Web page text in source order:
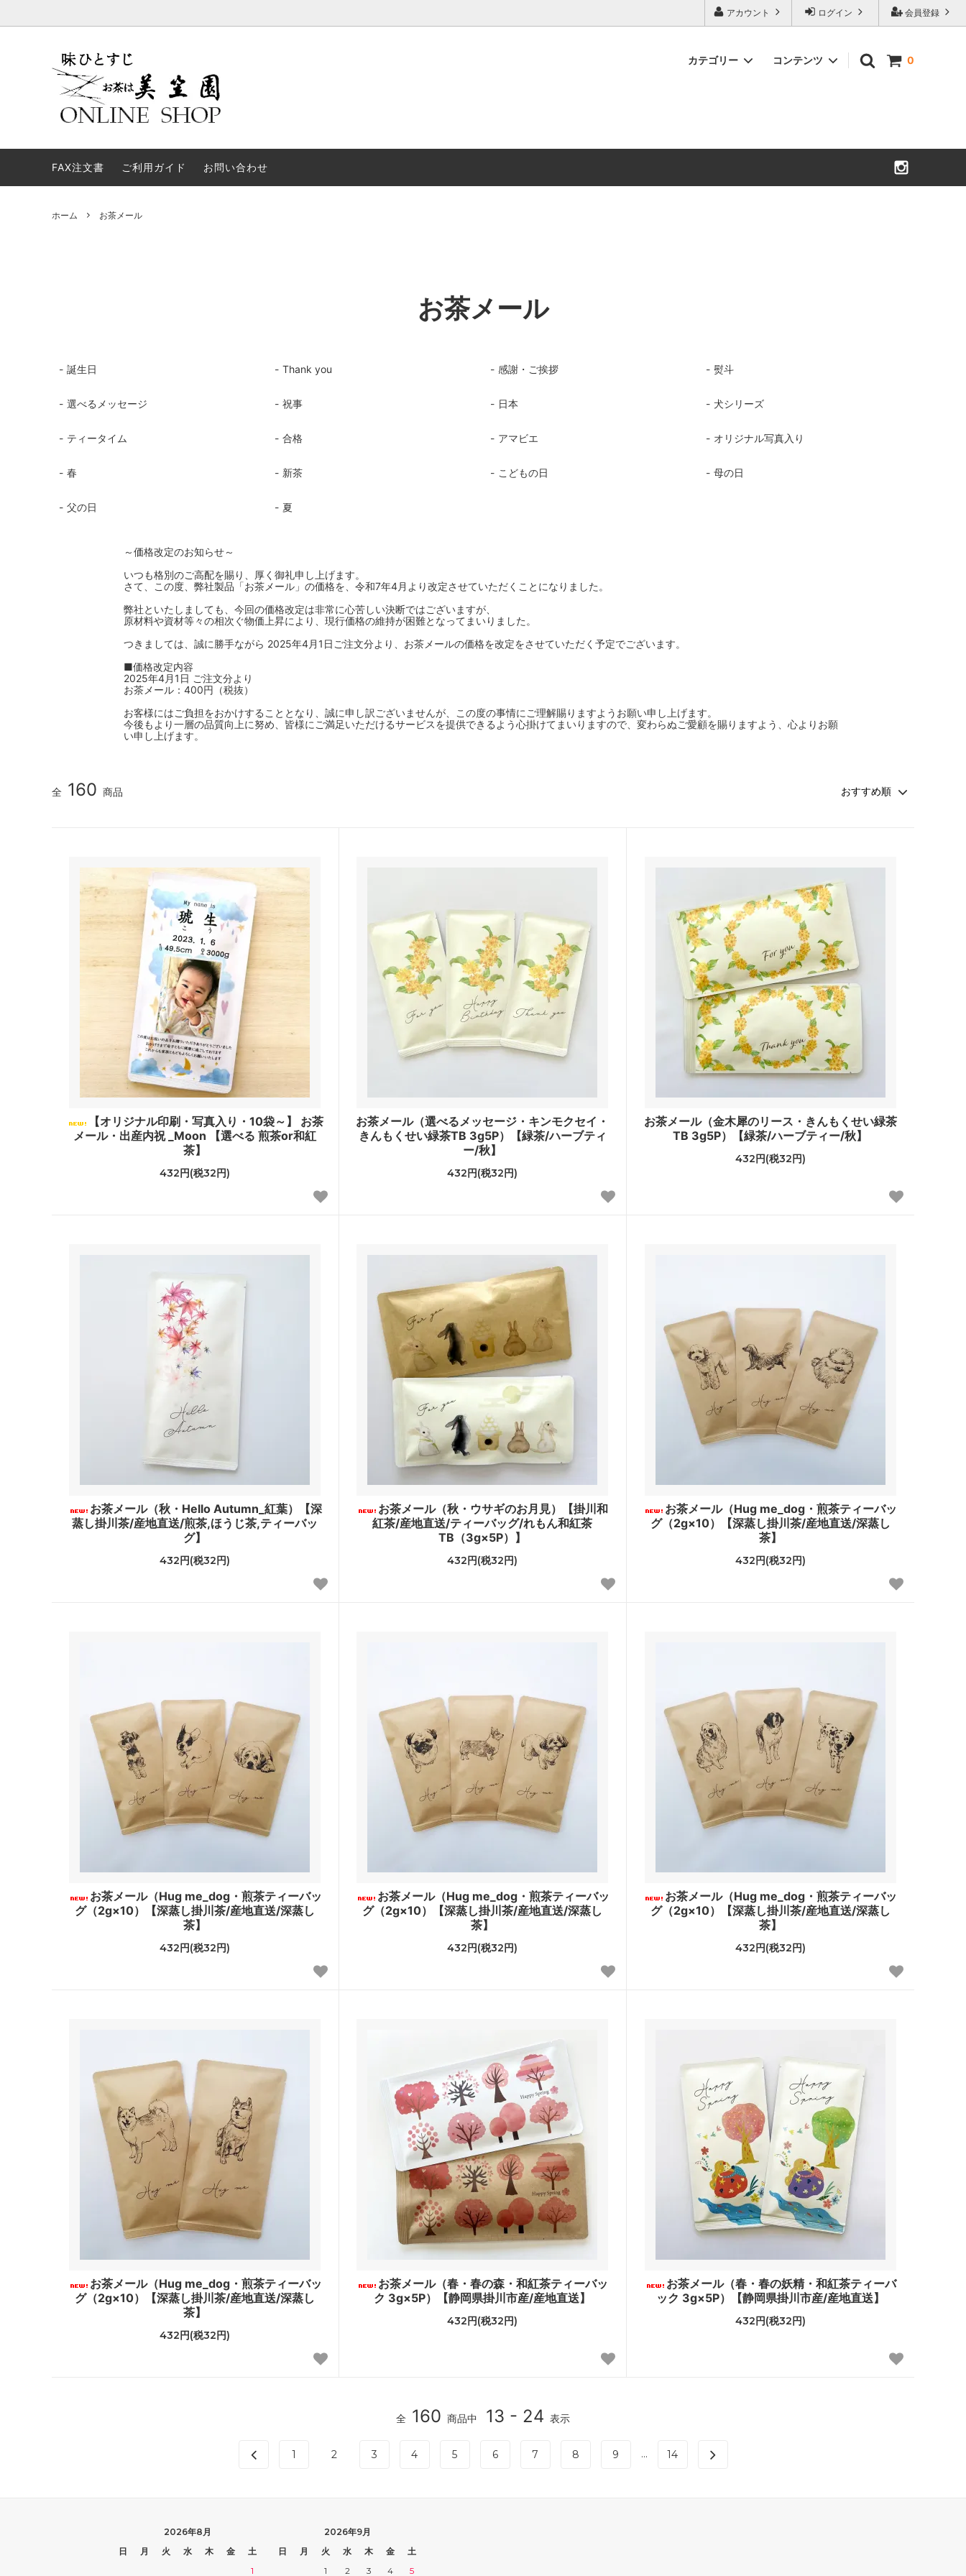
会員登録
ログイン
アカウント
0
カテゴリー
お試しセット
業務用
コンテンツ
進物用途について
FAX注文書 ご利用ガイド お問い合わせ
ホーム お茶メール
お茶メール
誕生日 Thank you 感謝・ご挨拶 熨斗
選べるメッセージ 祝事 日本 犬シリーズ
ティータイム 合格 アマビエ オリジナル写真入り
春 新茶 こどもの日 母の日
父の日 夏
～価格改定のお知らせ～
いつも格別のご高配を賜り、厚く御礼申し上げます。
さて、この度、弊社製品「お茶メール」の価格を、令和7年4月より改定させていただくことになりました。
弊社といたしましても、今回の価格改定は非常に心苦しい決断ではございますが、
原材料や資材等々の相次ぐ物価上昇により、現行価格の維持が困難となってまいりました。
つきましては、誠に勝手ながら 2025年4月1日ご注文分より、お茶メールの価格を改定をさせていただく予定でございます。
■価格改定内容
2025年4月1日 ご注文分より
お茶メール：400円（税抜）
お客様にはご負担をおかけすることとなり、誠に申し訳ございませんが、この度の事情にご理解賜りますようお願い申し上げます。
今後もより一層の品質向上に努め、皆様にご満足いただけるサービスを提供できるよう心掛けてまいりますので、変わらぬご愛顧を賜りますよう、心よりお願
い申し上げます。
全 160 商品
【オリジナル印刷・写真入り・10袋～】 お茶
メール・出産内祝 _Moon 【選べる 煎茶or和紅
茶】
432円(税32円)
お茶メール（選べるメッセージ・キンモクセイ・
きんもくせい緑茶TB 3g5P）【緑茶/ハーブティ
ー/秋】
432円(税32円)
お茶メール（金木犀のリース・きんもくせい緑茶
TB 3g5P）【緑茶/ハーブティー/秋】
432円(税32円)
お茶メール（秋・Hello Autumn_紅葉）【深
蒸し掛川茶/産地直送/煎茶,ほうじ茶,ティーバッ
グ】
432円(税32円)
お茶メール（秋・ウサギのお月見）【掛川和
紅茶/産地直送/ティーバッグ/れもん和紅茶
TB（3g×5P）】
432円(税32円)
お茶メール（Hug me_dog・煎茶ティーバッ
グ（2g×10）【深蒸し掛川茶/産地直送/深蒸し
茶】
432円(税32円)
お茶メール（Hug me_dog・煎茶ティーバッ
グ（2g×10）【深蒸し掛川茶/産地直送/深蒸し
茶】
432円(税32円)
お茶メール（Hug me_dog・煎茶ティーバッ
グ（2g×10）【深蒸し掛川茶/産地直送/深蒸し
茶】
432円(税32円)
お茶メール（Hug me_dog・煎茶ティーバッ
グ（2g×10）【深蒸し掛川茶/産地直送/深蒸し
茶】
432円(税32円)
お茶メール（Hug me_dog・煎茶ティーバッ
グ（2g×10）【深蒸し掛川茶/産地直送/深蒸し
茶】
432円(税32円)
お茶メール（春・春の森・和紅茶ティーバッ
ク 3g×5P）【静岡県掛川市産/産地直送】
432円(税32円)
お茶メール（春・春の妖精・和紅茶ティーバ
ック 3g×5P）【静岡県掛川市産/産地直送】
432円(税32円)
全 160 商品中 13 - 24 表示
1 2 3 4 5 6 7 8 9 ... 14
2026年8月
日
月 火 水 木 金
土
1
2026年9月
日
月 火 水 木 金
土
1
2 3 4 5